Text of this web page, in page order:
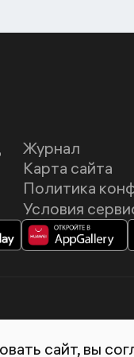
сайт, вы
Журнал
Карта сайта
Политика
Условия
Лебедева